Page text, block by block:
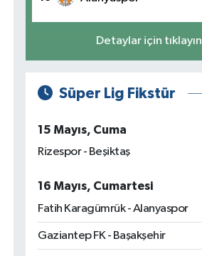
Detaylar için tıklayın
Süper Lig Fikstür
15 Mayıs, Cuma
Rizespor - Beşiktaş
16 Mayıs, Cumartesi
Fatih Karagümrük - Alanyaspor
Gaziantep FK - Başakşehir